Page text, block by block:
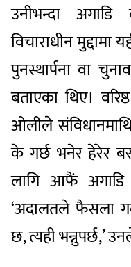
उनीभन्दा
विचाराधीन
पुनस्थार्पना वा
बताएका थिए।
ओलीले
के गर्छ भनेर हेरेर
लागि आफैं अगाडि
‘अदालतले फैसला
छ, त्यही भन्नुपर्छ,’